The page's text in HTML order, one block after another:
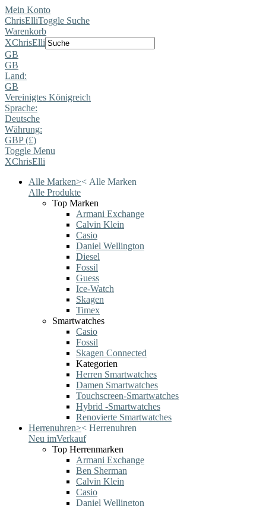
Mein Konto
ChrisElliToggle Suche
Warenkorb
XChrisElli
GB
GB
Land:
GB
Vereinigtes Königreich
Sprache:
Deutsche
Währung:
GBP (£)
Toggle Menu
XChrisElli
Alle Marken>< Alle Marken
Alle Produkte
Top Marken
Armani Exchange
Calvin Klein
Casio
Daniel Wellington
Diesel
Fossil
Guess
Ice-Watch
Skagen
Timex
Smartwatches
Casio
Fossil
Skagen Connected
Kategorien
Herren Smartwatches
Damen Smartwatches
Touchscreen-Smartwatches
Hybrid -Smartwatches
Renovierte Smartwatches
Herrenuhren>< Herrenuhren
Neu imVerkauf
Top Herrenmarken
Armani Exchange
Ben Sherman
Calvin Klein
Casio
Daniel Wellington